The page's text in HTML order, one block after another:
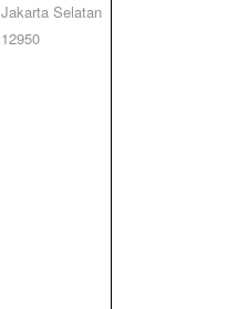
Jakarta Selatan
12950